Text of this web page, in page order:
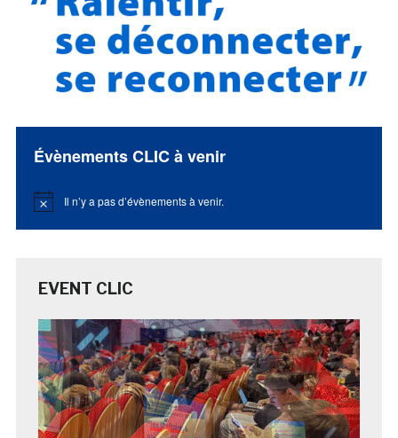
Évènements CLIC à venir
Notice Il n’y a pas d’évènements à venir.
EVENT CLIC